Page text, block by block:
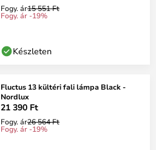
Fogy. ár15 551 Ft
Fogy. ár -19%
Készleten
Fluctus 13 kültéri fali lámpa Black -
Nordlux
21 390 Ft
Fogy. ár26 564 Ft
Fogy. ár -19%